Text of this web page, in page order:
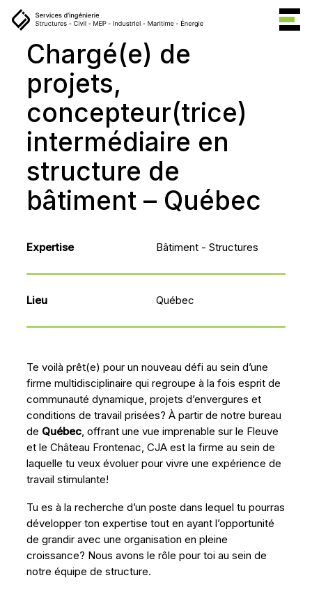
Chargé(e) de
projets,
concepteur(trice)
intermédiaire en
structure de
bâtiment – Québec
Expertise Bâtiment - Structures
Lieu Québec
Te voilà prêt(e) pour un nouveau défi au sein d’une
firme multidisciplinaire qui regroupe à la fois esprit de
communauté dynamique, projets d’envergures et
conditions de travail prisées? À partir de notre bureau
de Québec, offrant une vue imprenable sur le Fleuve
et le Château Frontenac, CJA est la firme au sein de
laquelle tu veux évoluer pour vivre une expérience de
travail stimulante!
Tu es à la recherche d’un poste dans lequel tu pourras
développer ton expertise tout en ayant l’opportunité
de grandir avec une organisation en pleine
croissance? Nous avons le rôle pour toi au sein de
notre équipe de structure.